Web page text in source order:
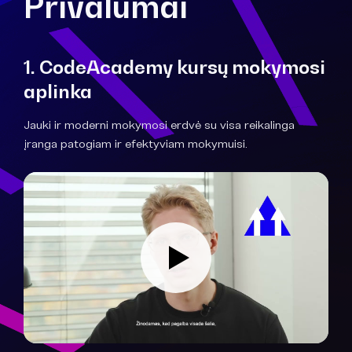
1. CodeAcademy kursų mokymosi
aplinka
Jauki ir moderni mokymosi erdvė su visa reikalinga
įranga patogiam ir efektyviam mokymuisi.